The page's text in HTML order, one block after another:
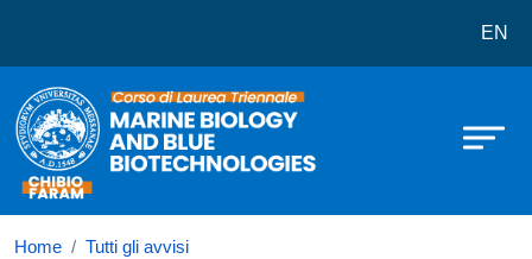
Corso di laurea in Marine EN
Home
Tutti gli avvisi